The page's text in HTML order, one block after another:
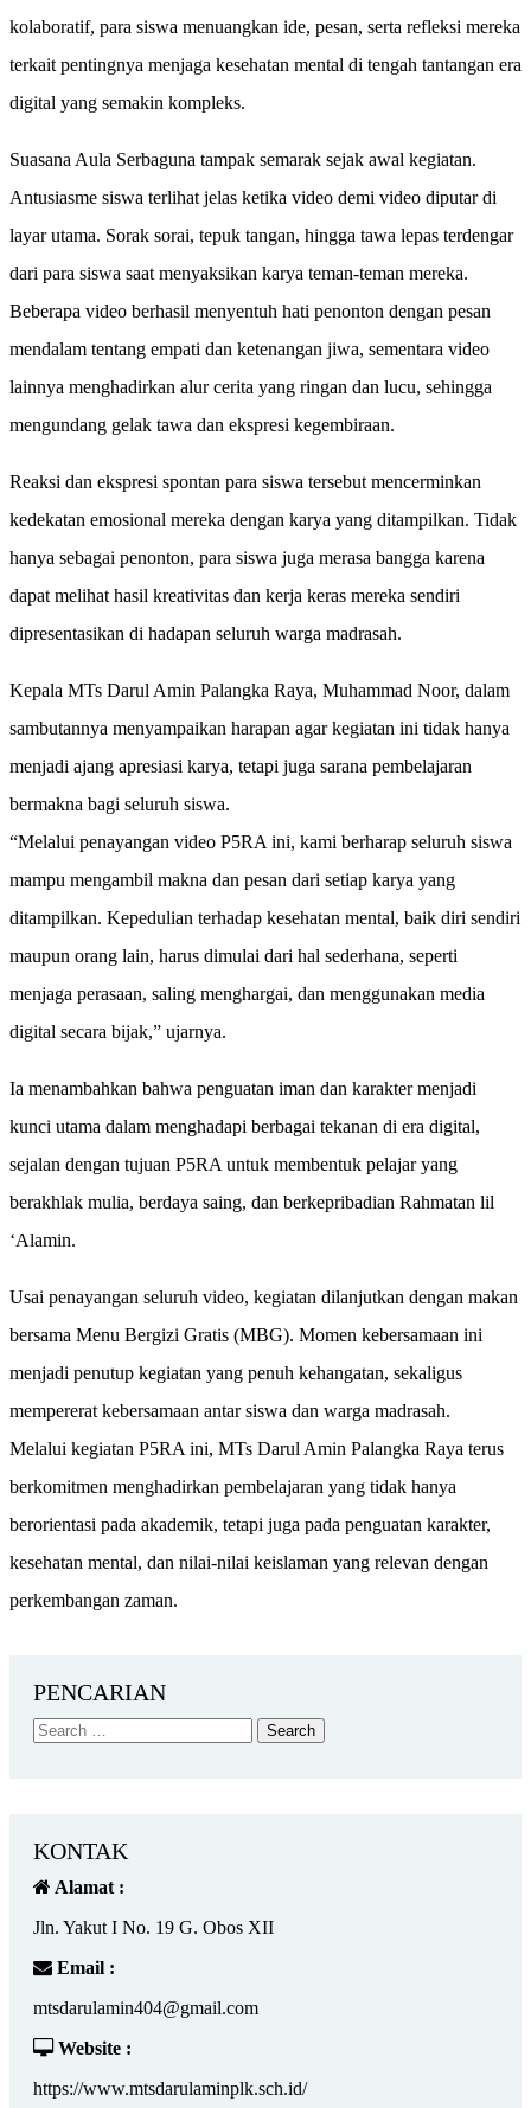
kolaboratif, para siswa menuangkan ide, pesan, serta refleksi mereka
terkait pentingnya menjaga kesehatan mental di tengah tantangan era
digital yang semakin kompleks.
Suasana Aula Serbaguna tampak semarak sejak awal kegiatan.
Antusiasme siswa terlihat jelas ketika video demi video diputar di
layar utama. Sorak sorai, tepuk tangan, hingga tawa lepas terdengar
dari para siswa saat menyaksikan karya teman-teman mereka.
Beberapa video berhasil menyentuh hati penonton dengan pesan
mendalam tentang empati dan ketenangan jiwa, sementara video
lainnya menghadirkan alur cerita yang ringan dan lucu, sehingga
mengundang gelak tawa dan ekspresi kegembiraan.
Reaksi dan ekspresi spontan para siswa tersebut mencerminkan
kedekatan emosional mereka dengan karya yang ditampilkan. Tidak
hanya sebagai penonton, para siswa juga merasa bangga karena
dapat melihat hasil kreativitas dan kerja keras mereka sendiri
dipresentasikan di hadapan seluruh warga madrasah.
Kepala MTs Darul Amin Palangka Raya, Muhammad Noor, dalam
sambutannya menyampaikan harapan agar kegiatan ini tidak hanya
menjadi ajang apresiasi karya, tetapi juga sarana pembelajaran
bermakna bagi seluruh siswa.
“Melalui penayangan video P5RA ini, kami berharap seluruh siswa
mampu mengambil makna dan pesan dari setiap karya yang
ditampilkan. Kepedulian terhadap kesehatan mental, baik diri sendiri
maupun orang lain, harus dimulai dari hal sederhana, seperti
menjaga perasaan, saling menghargai, dan menggunakan media
digital secara bijak,” ujarnya.
Ia menambahkan bahwa penguatan iman dan karakter menjadi
kunci utama dalam menghadapi berbagai tekanan di era digital,
sejalan dengan tujuan P5RA untuk membentuk pelajar yang
berakhlak mulia, berdaya saing, dan berkepribadian Rahmatan lil
‘Alamin.
Usai penayangan seluruh video, kegiatan dilanjutkan dengan makan
bersama Menu Bergizi Gratis (MBG). Momen kebersamaan ini
menjadi penutup kegiatan yang penuh kehangatan, sekaligus
mempererat kebersamaan antar siswa dan warga madrasah.
Melalui kegiatan P5RA ini, MTs Darul Amin Palangka Raya terus
berkomitmen menghadirkan pembelajaran yang tidak hanya
berorientasi pada akademik, tetapi juga pada penguatan karakter,
kesehatan mental, dan nilai-nilai keislaman yang relevan dengan
perkembangan zaman.
PENCARIAN
KONTAK
Alamat :
Jln. Yakut I No. 19 G. Obos XII
Email :
mtsdarulamin404@gmail.com
Website :
https://www.mtsdarulaminplk.sch.id/